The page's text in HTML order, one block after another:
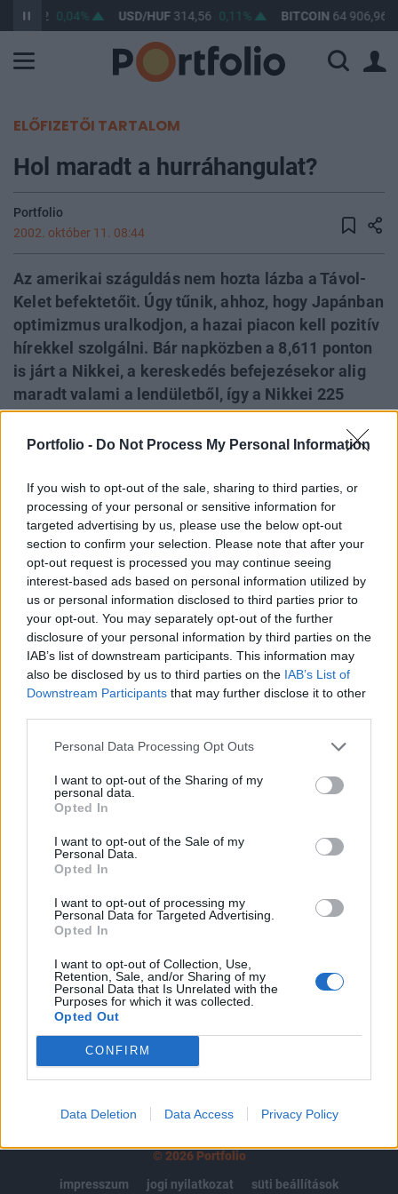
Portfolio - Do Not Process My Personal Information
If you wish to opt-out of the sale, sharing to third parties, or
processing of your personal or sensitive information for
targeted advertising by us, please use the below opt-out
section to confirm your selection. Please note that after your
opt-out request is processed you may continue seeing
interest-based ads based on personal information utilized by
us or personal information disclosed to third parties prior to
your opt-out. You may separately opt-out of the further
disclosure of your personal information by third parties on the
IAB’s list of downstream participants. This information may
also be disclosed by us to third parties on the IAB’s List of
Downstream Participants that may further disclose it to other
Personal Data Processing Opt Outs
I want to opt-out of the Sharing of my
personal data.
Opted In
I want to opt-out of the Sale of my
Personal Data.
Opted In
I want to opt-out of processing my
Personal Data for Targeted Advertising.
Opted In
I want to opt-out of Collection, Use,
Retention, Sale, and/or Sharing of my
Personal Data that Is Unrelated with the
Purposes for which it was collected.
Opted Out
CONFIRM
Data Deletion Data Access Privacy Policy
363,32 0,04% USD/HUF314,56 0,11% BITCOIN 64 906,96
ELŐFIZETŐI TARTALOM
Hol maradt a hurráhangulat?
Portfolio
2002. október 11. 08:44
Az amerikai száguldás nem hozta lázba a Távol-
Kelet befektetőit. Úgy tűnik, ahhoz, hogy Japánban
optimizmus uralkodjon, a hazai piacon kell pozitív
hírekkel szolgálni. Bár napközben a 8,611 ponton
is járt a Nikkei, a kereskedés befejezésekor alig
maradt valami a lendületből, így a Nikkei 225
1.07%-os növekedéssel 8,523 ponton, míg a tőzsde
első szekciójának minden részvényét tartalmazó
be a kereskedést.
Az Egyesült Államokból érkező biztató hírek leginkább az
előző napokban komoly veszteségeket szenvedő
exportcégek árfolyamára hatottak pozitívan. A Canon,
amely épp tegnap jelentette be, hogy várhatóan
árbevételének 70%-a a tengerentúli értékesítésekből
származik majd, jelentősen emelkedett, de erősödött a
Sony is. A várakozásokat jóval meghaladó Yahoo
eredmény...
tartozik, melynek olvasása előfizetéses
regisztrációhoz kötött.
Az előfizetés a következőket tartalmazza:
Portfolio.hu teljes cikkarchívum
kötéslistái
MÁR ELŐFIZETŐNK VAGY?
© 2026 Portfolio
impresszum
jogi nyilatkozat süti beállítások